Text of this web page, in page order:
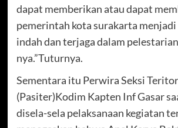
dapat memberikan atau dapat
pemerintah kota surakarta menjadi
indah dan terjaga dalam
nya.”Tuturnya.
Sementara itu Perwira Seksi
(Pasiter)Kodim Kapten Inf Gasar
disela-sela pelaksanaan kegiatan